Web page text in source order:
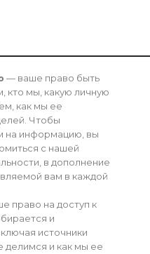
— ваше право быть
мы, какую личную
как мы ее
Чтобы
на информацию, вы
с нашей
в дополнение
вам в каждой
право на доступ к
и
источники
и как мы ее